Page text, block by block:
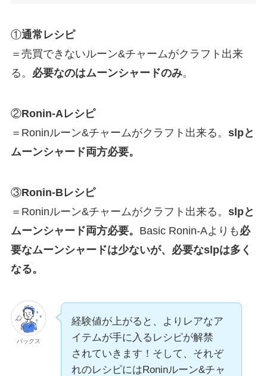
①通常レシピ
＝売買できないルーン&チャームがクラフト出来
る。 必要なのはムーンシャードのみ。
②Ronin-Aレシピ
＝Roninルーン&チャームがクラフト出来る。 slpと
ムーンシャード両方必要。
③Ronin-Bレシピ
＝Roninルーン&チャームがクラフト出来る。 slpと
ムーンシャード両方必要。 Basic Ronin-Aよりも 必
要なムーンシャードは少ないが、必要なslpは多く
なる。
バックス
経験値が上がると、よりレアなア
イテムが手に入るレシピが解禁
されていきます！そして、それぞ
れのレシピにはRoninルーン&チャ